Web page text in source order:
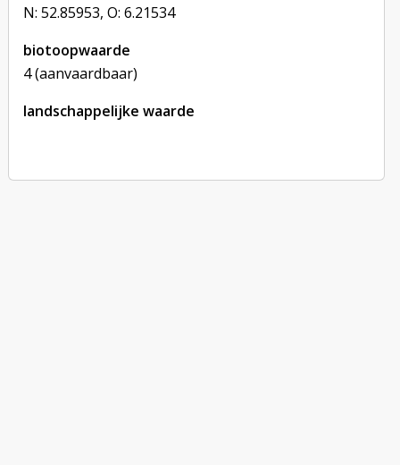
N: 52.85953, O: 6.21534
biotoopwaarde
4 (aanvaardbaar)
landschappelijke waarde